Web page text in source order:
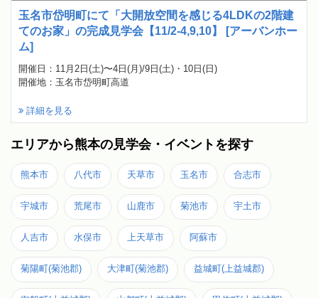
玉名市岱明町にて「大開放空間を感じる4LDKの2階建
てのお家」の完成見学会【11/2-4,9,10】 [アーバンホー
ム]
開催日：11月2日(土)〜4日(月)/9日(土)・10日(日)
開催地：玉名市岱明町高道
詳細を見る
エリアから熊本の見学会・イベントを探す
熊本市 八代市 天草市 玉名市 合志市
宇城市 荒尾市 山鹿市 菊池市 宇土市
人吉市 水俣市 上天草市 阿蘇市
菊陽町(菊池郡) 大津町(菊池郡) 益城町(上益城郡)